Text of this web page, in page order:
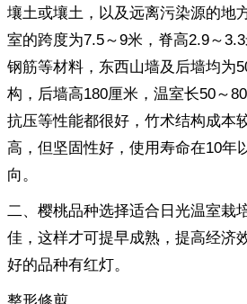
壤土或壤土，以及远离污染源的地
室的跨度为7.5～9米，脊高2.9～
钢筋等材料，东西山墙及后墙均为
构，后墙高180厘米，温室长50～
抗压等性能都很好，竹术结构成本
高，但坚固性好，使用寿命在10年
向。
二、樱桃品种选择适合日光温室栽
佳，这样才可提早成熟，提高经济
好的品种有红灯。